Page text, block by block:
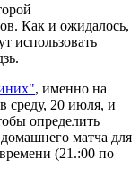
Как и ожидалось,
использовать
, именно на
среду, 20 июля, и
определить
матча для
(21.:00 по